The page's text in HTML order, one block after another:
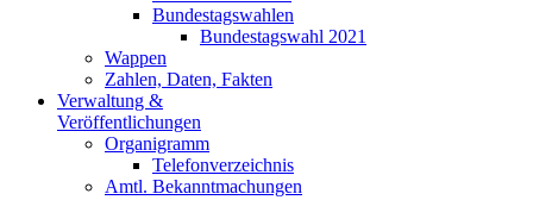
Bundestagswahlen
Bundestagswahl 2021
Wappen
Zahlen, Daten, Fakten
Verwaltung &
Veröffentlichungen
Organigramm
Telefonverzeichnis
Amtl. Bekanntmachungen